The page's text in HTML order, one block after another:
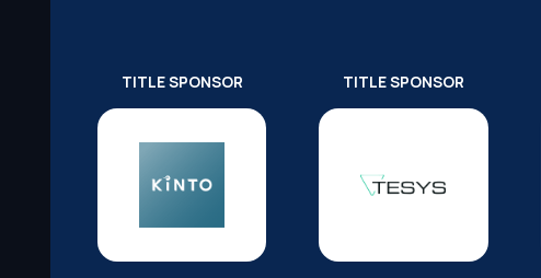
TITLE SPONSOR TITLE SPONSOR